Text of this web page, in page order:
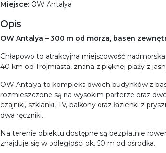
Miejsce:OW Antalya
Opis
OW Antalya – 300 m od morza, basen
Chłapowo to atrakcyjna miejscowość nadmorska
40 km od Trójmiasta, znana z pięknej plaży z
OW Antalya to kompleks dwóch budynków z
rozmieszczone są na wysokim parterze oraz
czajniki, szklanki, TV, balkony oraz łazienki z
dwa ręczniki.
Na terenie obiektu dostępne są bezpłatnie
znajduje się w odległości ok. 50 m od ośrodka.